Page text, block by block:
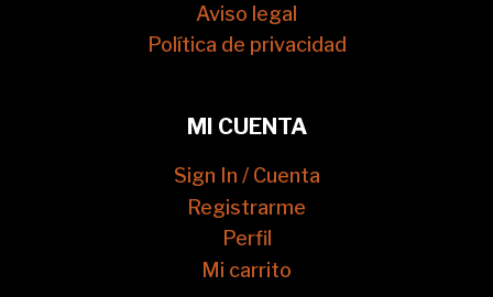
Aviso legal
Política de privacidad
MI CUENTA
Sign In / Cuenta
Registrarme
Perfil
Mi carrito